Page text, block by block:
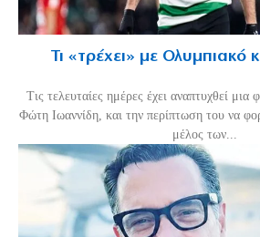
Τι «τρέχει» με Ολυμπιακό
Τις τελευταίες ημέρες έχει αναπτυχθεί
Φώτη Ιωαννίδη, και την περίπτωση του να
μέλος των...